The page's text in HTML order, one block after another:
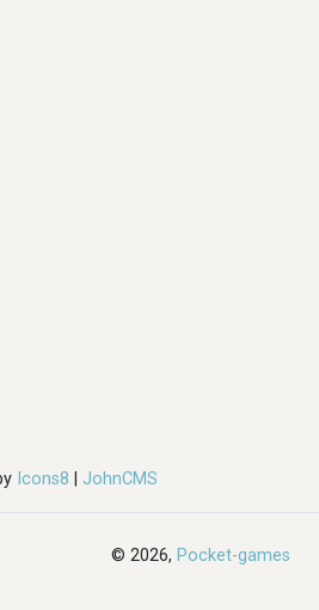
Icons8 JohnCMS
© 2026, Pocket-games